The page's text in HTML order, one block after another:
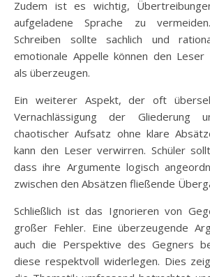
Zudem ist es wichtig,
aufgeladene Sprache zu
Schreiben sollte sachlich und
emotionale Appelle können den Leser
als überzeugen.
Ein weiterer Aspekt, der oft
Vernachlässigung der Gliederung
chaotischer Aufsatz ohne klare
kann den Leser verwirren. Schüler
dass ihre Argumente logisch
zwischen den Absätzen fließende
Schließlich ist das Ignorieren von
großer Fehler. Eine überzeugende
auch die Perspektive des Gegners
diese respektvoll widerlegen. Dies